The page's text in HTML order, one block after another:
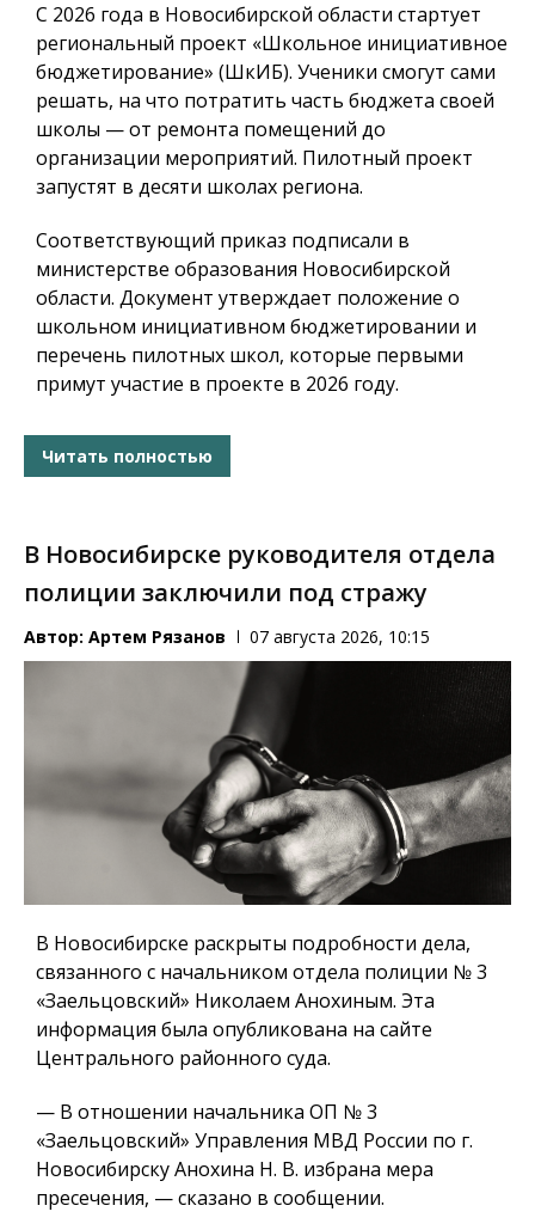
С 2026 года в Новосибирской области стартует
региональный проект «Школьное инициативное
бюджетирование» (ШкИБ). Ученики смогут сами
решать, на что потратить часть бюджета своей
школы — от ремонта помещений до
организации мероприятий. Пилотный проект
запустят в десяти школах региона.
Соответствующий приказ подписали в
министерстве образования Новосибирской
области. Документ утверждает положение о
школьном инициативном бюджетировании и
перечень пилотных школ, которые первыми
примут участие в проекте в 2026 году.
Читать полностью
В Новосибирске руководителя отдела
полиции заключили под стражу
Автор: Артем Рязанов 07 августа 2026, 10:15
В Новосибирске раскрыты подробности дела,
связанного с начальником отдела полиции № 3
«Заельцовский» Николаем Анохиным. Эта
информация была опубликована на сайте
Центрального районного суда.
— В отношении начальника ОП № 3
«Заельцовский» Управления МВД России по г.
Новосибирску Анохина Н. В. избрана мера
пресечения, — сказано в сообщении.